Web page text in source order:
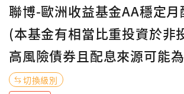
聯博-歐洲收益基金AA穩定
(本基金有相當比重投資於非
高風險債券且配息來源可能
切換級別